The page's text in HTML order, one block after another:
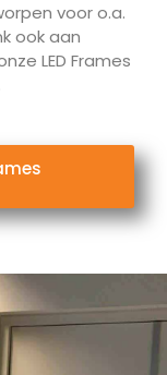
voor o.a.
ook aan
LED Frames